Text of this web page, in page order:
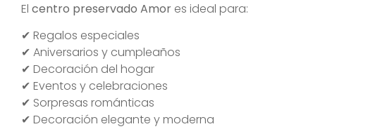
El centro preservado Amor es ideal para:
✔ Regalos especiales
✔ Aniversarios y cumpleaños
✔ Decoración del hogar
✔ Eventos y celebraciones
✔ Sorpresas románticas
✔ Decoración elegante y moderna